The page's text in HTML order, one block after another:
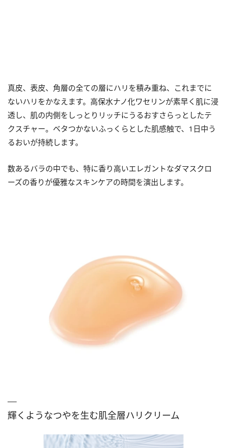
真皮、表皮、角層の全ての層にハリを積み重ね、これまでに
ないハリをかなえます。高保水ナノ化ワセリンが素早く肌に浸
透し、肌の内側をしっとりリッチにうるおすさらっとしたテ
クスチャー。ベタつかないふっくらとした肌感触で、1日中う
るおいが持続します。
数あるバラの中でも、特に香り高いエレガントなダマスクロ
ーズの香りが優雅なスキンケアの時間を演出します。
輝くようなつやを生む肌全層ハリクリーム